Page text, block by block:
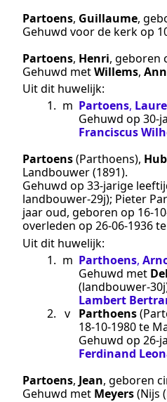
Partoens, Guillaume,
Gehuwd voor de kerk op
Partoens, Henri, geboren
Gehuwd metWillems,
Uit dit huwelijk:
1. m Partoens,
Gehuwd op 30-
Franciscus
Partoens(Parthoens),
Landbouwer (1891).
Gehuwd op 33-jarige
landbouwer-29j); Pieter
jaar oud, geboren op
overleden op 26‑06‑1936te
Uit dit huwelijk:
1. m Parthoens,
Gehuwd met
(landbouwer-
Lambert
2. v Parthoens
18‑10‑1980te
Gehuwd op 26-
Ferdinand
Partoens, Jean, geboren
Gehuwd met Meyers(Nijs